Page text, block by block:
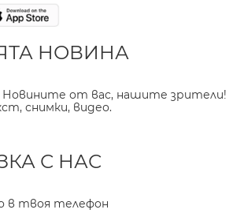
НОВИНА
Новините от вас, нашите зрители!
снимки, видео.
С НАС
в твоя телефон